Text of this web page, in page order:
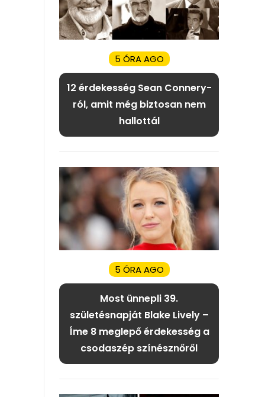
5 ÓRA AGO
12 érdekesség Sean Connery-
ról, amit még biztosan nem
hallottál
5 ÓRA AGO
Most ünnepli 39.
születésnapját Blake Lively –
Íme 8 meglepő érdekesség a
csodaszép színésznőről